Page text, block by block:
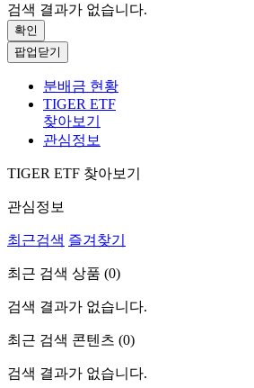
검색 결과가 없습니다.
확인
팝업닫기
분배금 현황
TIGER ETF
찾아보기
관심정보
TIGER ETF 찾아보기
관심정보
최근검색 즐겨찾기
최근 검색 상품 (0)
검색 결과가 없습니다.
최근 검색 콘텐츠 (0)
검색 결과가 없습니다.